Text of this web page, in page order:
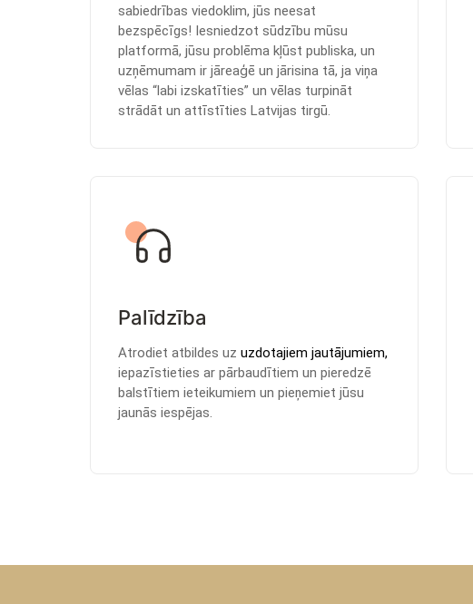
sabiedrības viedoklim, jūs neesat
bezspēcīgs! Iesniedzot sūdzību mūsu
platformā, jūsu problēma kļūst publiska, un
uzņēmumam ir jāreaģē un jārisina tā, ja viņa
vēlas “labi izskatīties” un vēlas turpināt
strādāt un attīstīties Latvijas tirgū.
Palīdzība
Atrodiet atbildes uz uzdotajiem jautājumiem,
iepazīstieties ar pārbaudītiem un pieredzē
balstītiem ieteikumiem un pieņemiet jūsu
jaunās iespējas.